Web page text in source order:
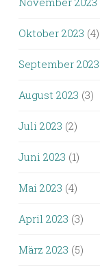
Oktober 2023 (4)
September 2023
August 2023 (3)
Juli 2023 (2)
Juni 2023 (1)
Mai 2023 (4)
April 2023 (3)
März 2023 (5)